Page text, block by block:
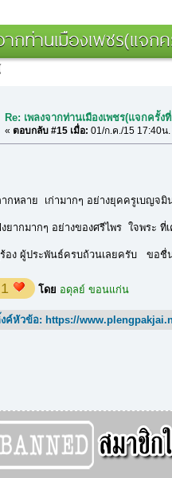
กท่านเมืองเพชร(แจ
Re: เพลงจากท่านเมืองเพชร(แจกครั้ง
«ตอบกลับ #15 เมื่อ: 01/ก.ค./15 17:40น.
กหลาย เก่ามากๆ อย่างยุคครูเบญ
ยากมากๆ อย่างของศรีไพร ใจพระ
อง ผู้ประพันธ์ครบถ้วนเลยครับ ขอ
โดย อดุลย์ ขอนแก่น
ค์หัวข้อ: https://